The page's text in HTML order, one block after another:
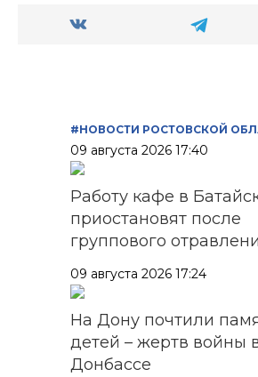
#НОВОСТИ РОСТОВСКОЙ
09 августа 2026 17:40
Работу кафе в
приостановят после
группового
09 августа 2026 17:24
На Дону почтили
детей – жертв войны
Донбассе